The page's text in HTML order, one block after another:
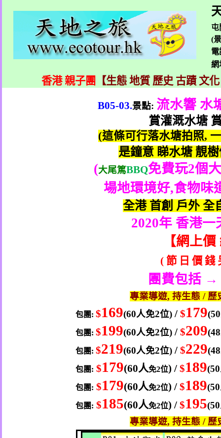
屯
(
電
香港 親子團 【生態 地質 歷史 古蹟 文
B05-03.景點: 流水響 水
賞灌溉水塘
(這條可行落水塘拍照,
是鐘意 睇水塘 靚
(大尾篤BBQ免費玩2個
場地環境好,食物味
全港 首創 戶外 全
2020年 香港一
【網上價
( 節 日 價 錢
團費包括 →
專業導遊, 持生態 / 歷
包團:$169(60人免2位) /$179(50
包團:$199(60人免2位) /$209(48
包團:$219(60人免2位) /$229(48
包團: $179(60人免2位) /$189(50
包團: $179(60人免2位) /$189(50
包團: $185(60人免2位) /$195(50
專業導遊, 持生態 / 歷